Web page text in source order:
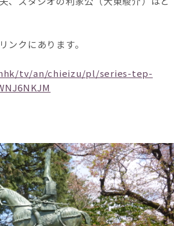
クにあります。
tv/an/chieizu/pl/series-tep-